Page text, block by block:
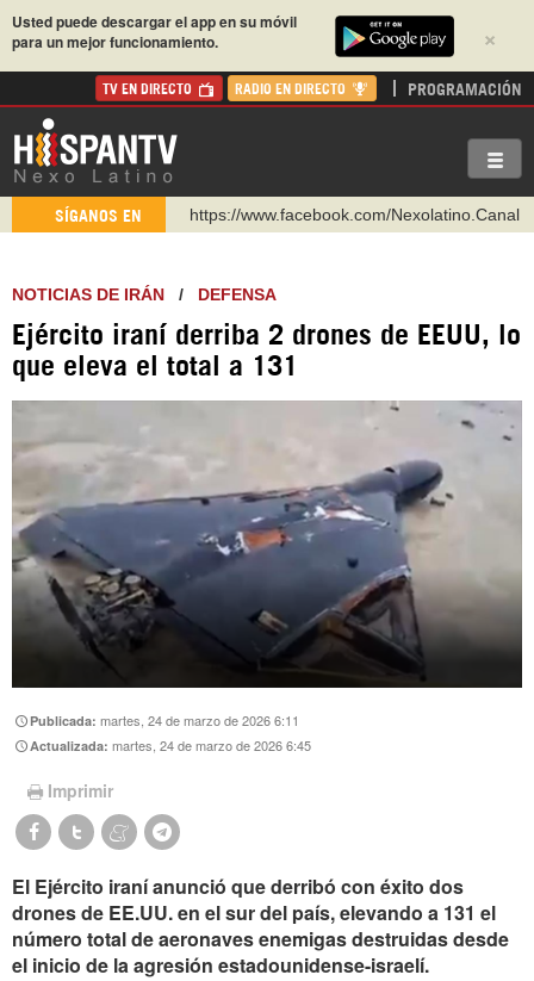
×
Usted puede descargar el app en su móvil
para un mejor funcionamiento.
TV EN DIRECTO RADIO EN DIRECTO PROGRAMACIÓN
SÍGANOS EN
https://www.facebook.com/Nexolatino.Canal
http://twitter.com/nexo_latino
https://t.me/hispantvcanal
https://urmedium.com/c/hispantv
Instagram como: hispan_tv
NOTICIAS DE IRÁN / DEFENSA
Ejército iraní derriba 2 drones de EEUU, lo
que eleva el total a 131
Publicada:martes, 24 de marzo de 2026 6:11
Actualizada:martes, 24 de marzo de 2026 6:45
Imprimir
El Ejército iraní anunció que derribó con éxito dos
drones de EE.UU. en el sur del país, elevando a 131 el
número total de aeronaves enemigas destruidas desde
el inicio de la agresión estadounidense-israelí.